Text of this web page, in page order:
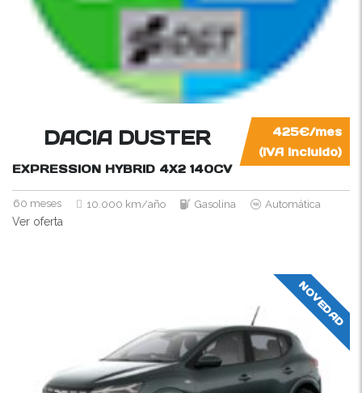
425€/mes
(IVA incluido)
DACIA DUSTER
EXPRESSION HYBRID 4X2 140CV
60 meses 10.000 km/año Gasolina Automática
Ver oferta
NOVEDAD